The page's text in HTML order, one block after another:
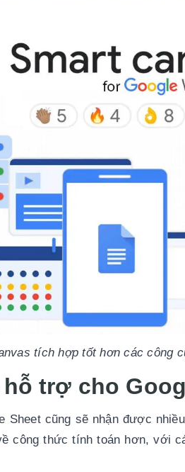
tích hợp tốt hơn các công
trợ cho
Sheet cũng sẽ nhận được
công thức tính toán hơn, với